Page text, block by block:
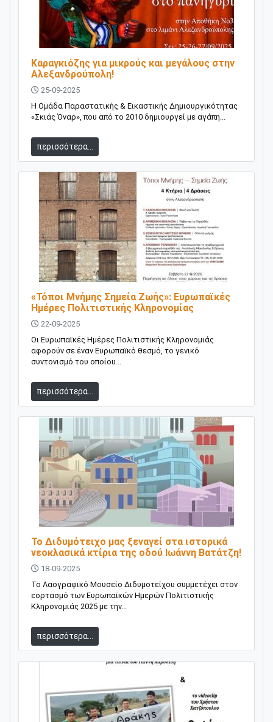
Καραγκιόζης για μικρούς και μεγάλους στην
Αλεξανδρούπολη!
25-09-2025
Η Ομάδα Παραστατικής & Εικαστικής Δημιουργικότητας
«Σκιάς Όναρ», που από το 2010 δημιουργεί με αγάπη...
περισσότερα...
«Τόποι Μνήμης Σημεία Ζωής»: Ευρωπαϊκές
Ημέρες Πολιτιστικής Κληρονομίας
22-09-2025
Οι Ευρωπαϊκές Ημέρες Πολιτιστικής Κληρονομιάς
αφορούν σε έναν Ευρωπαϊκό θεσμό, το γενικό
συντονισμό του οποίου...
περισσότερα...
Το Διδυμότειχο μας ξεναγεί στα ιστορικά
νεοκλασικά κτίρια της οδού Ιωάννη Βατάτζη!
18-09-2025
Το Λαογραφικό Μουσείο Διδυμοτείχου συμμετέχει στον
εορτασμό των Ευρωπαϊκών Ημερών Πολιτιστικής
Κληρονομιάς 2025 με την...
περισσότερα...